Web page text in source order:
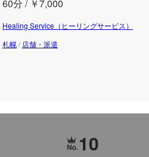
60分 / ￥7,000
Healing Service（ヒーリングサービス）
札幌/ 店舗・派遣
10